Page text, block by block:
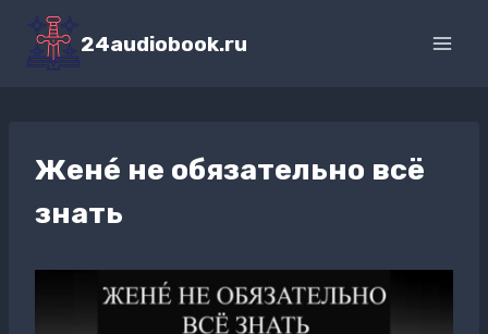
Перейти
содержимому
24audiobook.ru
Жене́ не обязательно всё
знать